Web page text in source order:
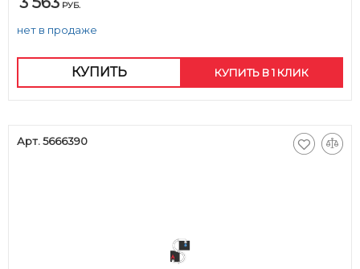
РУБ.
нет в продаже
КУПИТЬ КУПИТЬ В 1 КЛИК
Арт. 5666390